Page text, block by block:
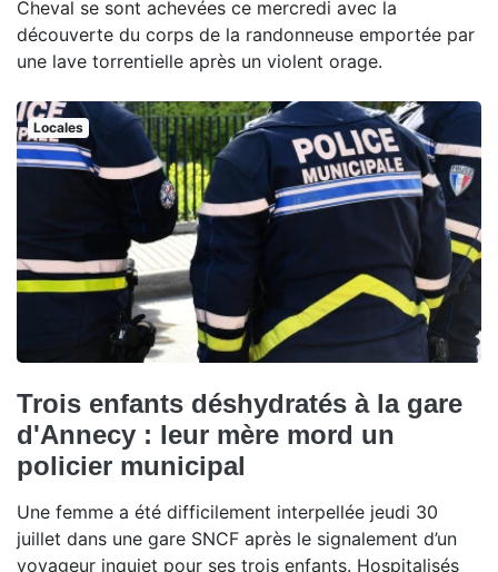
Cheval se sont achevées ce mercredi avec la
découverte du corps de la randonneuse emportée par
une lave torrentielle après un violent orage.
Locales
Trois enfants déshydratés à la gare
d'Annecy : leur mère mord un
policier municipal
Une femme a été difficilement interpellée jeudi 30
juillet dans une gare SNCF après le signalement d’un
voyageur inquiet pour ses trois enfants. Hospitalisés